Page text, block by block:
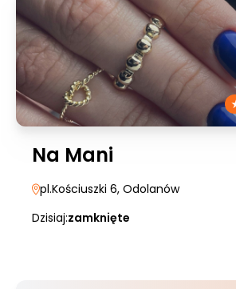
Na Mani
pl.Kościuszki 6, Odolanów
Dzisiaj:zamknięte